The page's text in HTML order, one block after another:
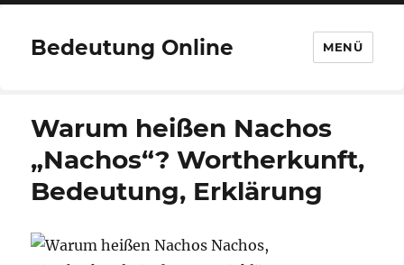
Bedeutung Online MENÜ
Warum heißen Nachos
„Nachos“? Wortherkunft,
Bedeutung, Erklärung